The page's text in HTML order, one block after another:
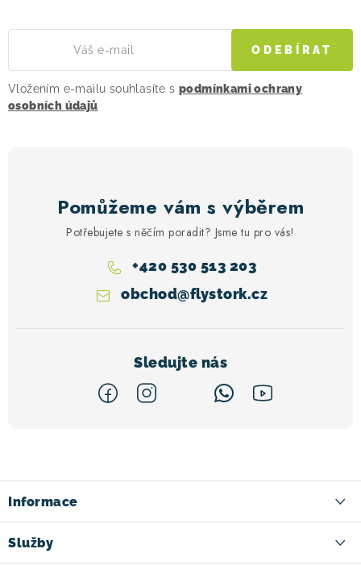
Vložením e-mailu souhlasíte s podmínkami ochrany
osobních údajů
ODEBÍRAT
Pomůžeme vám s výběrem
Potřebujete s něčím poradit? Jsme tu pro vás!
obchod@flystork.cz
+420 530 513 203
p
a
t
Informace
Doručení zboží
Služby